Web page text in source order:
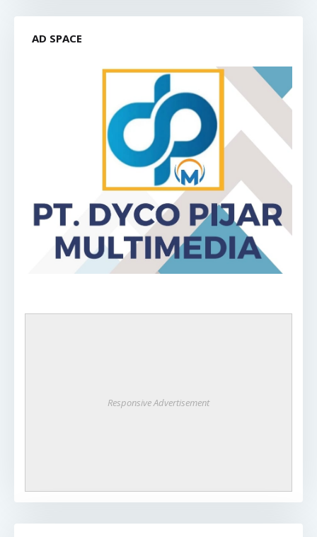
AD SPACE
Responsive Advertisement